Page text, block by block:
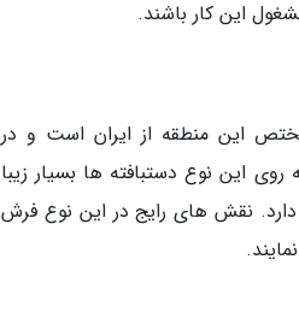
این کار باشند.
این منطقه از ایران است و در
این نوع دستبافته ها بسیار زیبا
دارد. نقش های رایج در این نوع فرش